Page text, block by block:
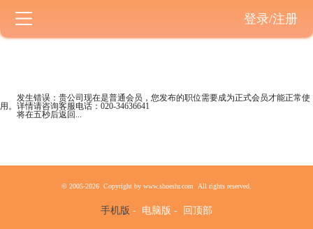
登录/注册
发生错误：贵公司现在是普通会员 ，您发布的职位需要成为正式会员才能正常使
用。详情请咨询客服电话： 020-34636641
将在五秒后返回...
© 2005-2026 Copyright by www.shoeshr.com All rights reserved.
手机版 - 电脑版 - 回顶部